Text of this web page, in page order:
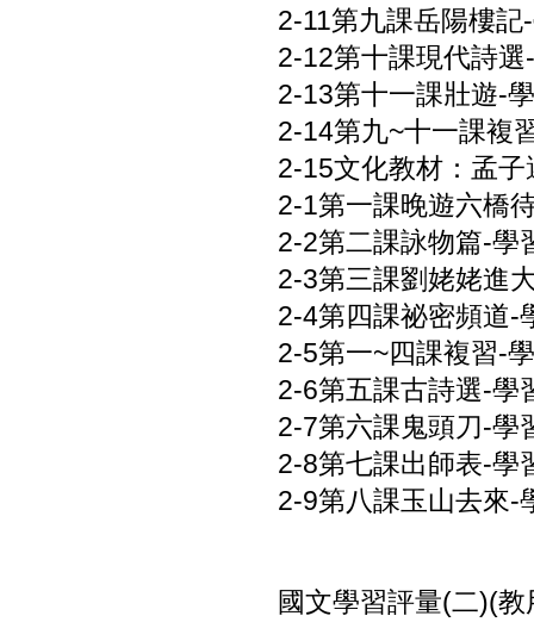
2-11第九課岳陽樓
2-12第十課現代詩
2-13第十一課壯遊-
2-14第九~十一課複
2-15文化教材：孟
2-1第一課晚遊六橋
2-2第二課詠物篇-學
2-3第三課劉姥姥進
2-4第四課祕密頻道-
2-5第一~四課複習-
2-6第五課古詩選-學
2-7第六課鬼頭刀-學
2-8第七課出師表-學
2-9第八課玉山去來-
國文學習評量(二)(教